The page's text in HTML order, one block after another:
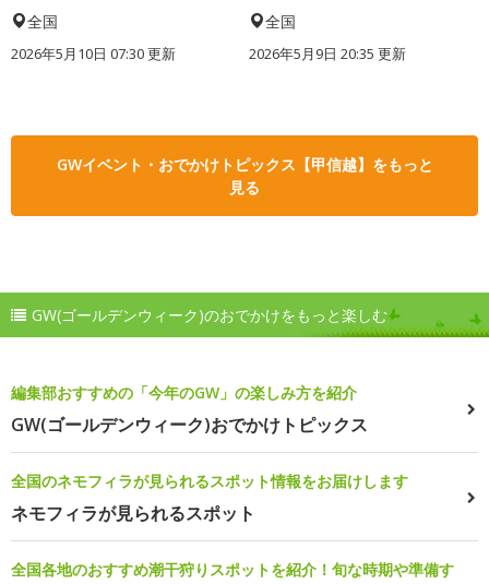
全国
2026年5月10日 07:30 更新
全国
2026年5月9日 20:35 更新
GWイベント・おでかけトピックス【甲信越】をもっと
見る
GW(ゴールデンウィーク)のおでかけをもっと楽しむ
編集部おすすめの「今年のGW」の楽しみ方を紹介
GW(ゴールデンウィーク)おでかけトピックス
全国のネモフィラが見られるスポット情報をお届けします
ネモフィラが見られるスポット
全国各地のおすすめ潮干狩りスポットを紹介！旬な時期や準備す